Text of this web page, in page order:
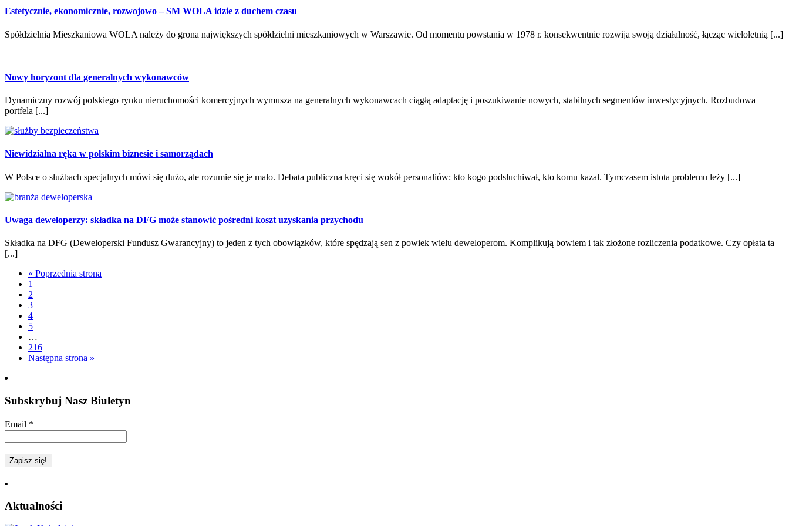
Estetycznie, ekonomicznie, rozwojowo – SM WOLA idzie z duchem czasu
Spółdzielnia Mieszkaniowa WOLA należy do grona największych spółdzielni mieszkaniowych w Warszawie. Od momentu powstania w 1978 r. konsekwentnie rozwija swoją działalność, łącząc wieloletnią [...]
Nowy horyzont dla generalnych wykonawców
Dynamiczny rozwój polskiego rynku nieruchomości komercyjnych wymusza na generalnych wykonawcach ciągłą adaptację i poszukiwanie nowych, stabilnych segmentów inwestycyjnych. Rozbudowa
portfela [...]
Niewidzialna ręka w polskim biznesie i samorządach
W Polsce o służbach specjalnych mówi się dużo, ale rozumie się je mało. Debata publiczna kręci się wokół personaliów: kto kogo podsłuchiwał, kto komu kazał. Tymczasem istota problemu leży [...]
Uwaga deweloperzy: składka na DFG może stanowić pośredni koszt uzyskania przychodu
Składka na DFG (Deweloperski Fundusz Gwarancyjny) to jeden z tych obowiązków, które spędzają sen z powiek wielu deweloperom. Komplikują bowiem i tak złożone rozliczenia podatkowe. Czy opłata ta
[...]
« Poprzednia strona
1
2
3
4
5
…
216
Następna strona »
Subskrybuj Nasz Biuletyn
Email *
Aktualności